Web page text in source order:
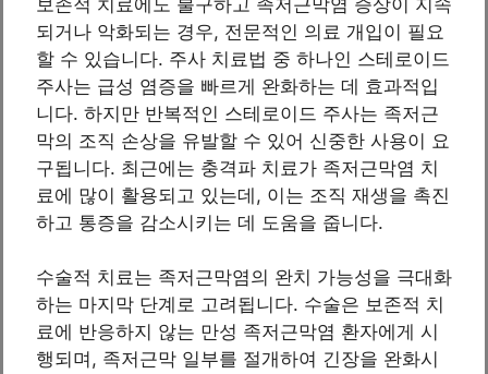
되거나 악화되는 경우, 전문적인 의료 개입이 필요
할 수 있습니다. 주사 치료법 중 하나인 스테로이드
주사는 급성 염증을 빠르게 완화하는 데 효과적입
니다. 하지만 반복적인 스테로이드 주사는 족저근
막의 조직 손상을 유발할 수 있어 신중한 사용이 요
구됩니다. 최근에는 충격파 치료가 족저근막염 치
료에 많이 활용되고 있는데, 이는 조직 재생을 촉진
하고 통증을 감소시키는 데 도움을 줍니다.
수술적 치료는 족저근막염의 완치 가능성을 극대화
하는 마지막 단계로 고려됩니다. 수술은 보존적 치
료에 반응하지 않는 만성 족저근막염 환자에게 시
행되며, 족저근막 일부를 절개하여 긴장을 완화시